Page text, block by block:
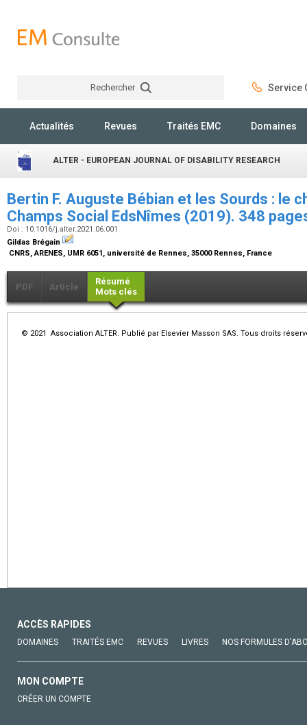
Rechercher Service
Actualités Revues Traités EMC Domaines
ALTER - EUROPEAN JOURNAL OF DISABILITY RESEARCH
Bertin F. Auguste Bébian et les Sourds : le
Champs Social EdsNîmes (2019). 348
Doi : 10.1016/j.alter.2021.06.001
Gildas Brégain
CNRS, ARENES, UMR 6051, université de Rennes, 35000 Rennes, France
PDF Article
Résumé
Mots clés
© 2021 Association ALTER. Publié par Elsevier Masson SAS. Tous droits
ACCÈS RAPIDES
DOMAINES TRAITÉS EMC REVUES LIVRES NOS FORMULES
MON COMPTE
CRÉER UN COMPTE